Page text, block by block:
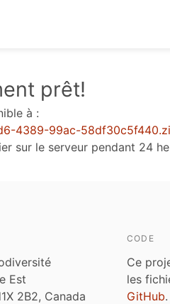
prêt!
à :
4389-99ac-
sur le serveur pendant 24
Est
2B2, Canada
CODE
Ce
les
GitHub.